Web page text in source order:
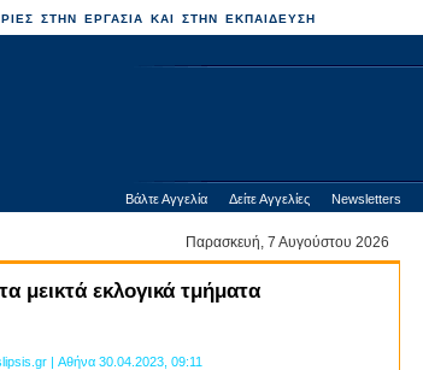
ΣΤΗΝ ΕΡΓΑΣΙΑ ΚΑΙ ΣΤΗΝ ΕΚΠΑΙΔΕΥΣΗ
Βάλτε Αγγελία Δείτε Αγγελίες Newsletters
Παρασκευή, 7 Αυγούστου 2026
μεικτά εκλογικά τμήματα
| Αθήνα 30.04.2023, 09:11